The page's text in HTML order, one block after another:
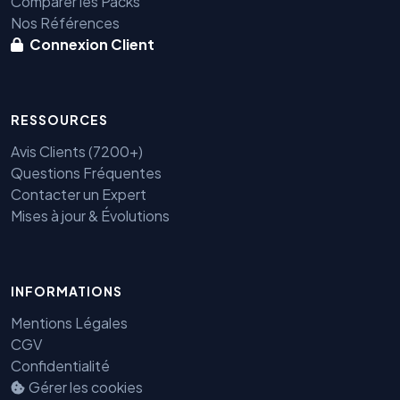
Nos Références
Connexion Client
RESSOURCES
Avis Clients (7200+)
Questions Fréquentes
Contacter un Expert
Mises à jour & Évolutions
INFORMATIONS
Mentions Légales
CGV
Confidentialité
Gérer les cookies
GEO